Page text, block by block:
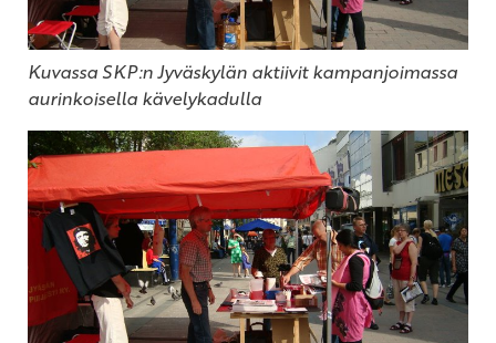
Kuvassa SKP:n Jyväskylän aktiivit kampanjoimassa
aurinkoisella kävelykadulla